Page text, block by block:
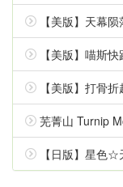
【美版】天幕
【美版】喵斯
【美版】打骨
芜菁山 Turnip
【日版】星色☆天空